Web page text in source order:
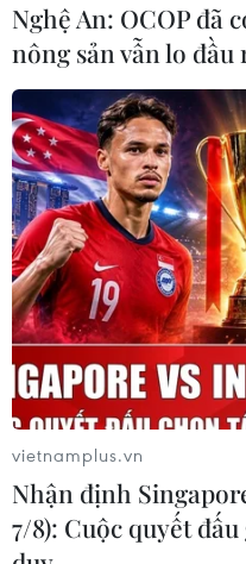
Nghệ An: OCOP đã
nông sản vẫn lo đầu
vietnamplus.vn
Nhận định
7/8): Cuộc quyết